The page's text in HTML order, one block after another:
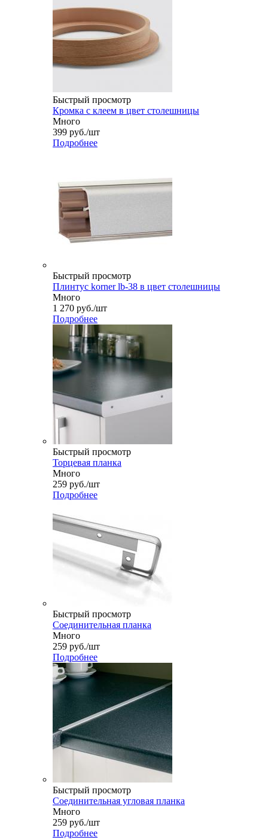
Быстрый просмотр
Кромка с клеем в цвет столешницы
Много
399 руб./шт
Подробнее
Быстрый просмотр
Плинтус korner lb-38 в цвет столешницы
Много
1 270 руб./шт
Подробнее
Быстрый просмотр
Торцевая планка
Много
259 руб./шт
Подробнее
Быстрый просмотр
Соединительная планка
Много
259 руб./шт
Подробнее
Быстрый просмотр
Соединительная угловая планка
Много
259 руб./шт
Подробнее